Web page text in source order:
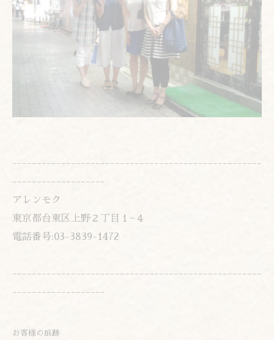
---------------------------------------------------
-------------------
アレンモク
東京都台東区上野２丁目１−４
電話番号:03-3839-1472
---------------------------------------------------
-------------------
お客様の痕跡